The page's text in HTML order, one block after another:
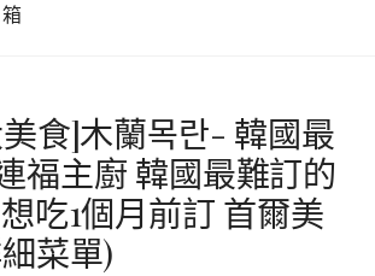
食]木蘭목란- 韓國最
福主廚 韓國最難訂的
吃1個月前訂 首爾美
菜單)